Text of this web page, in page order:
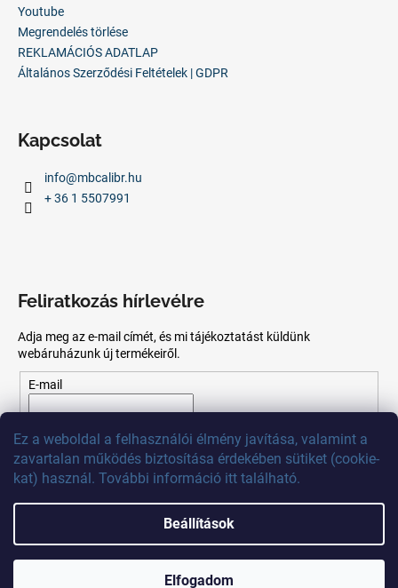
Ez a weboldal a felhasználói élmény javítása, valamint a
zavartalan működés biztosítása érdekében sütiket (cookie-
kat) használ. További információ itt található.
Beállítások
Elfogadom
m
Youtube
Megrendelés törlése
REKLAMÁCIÓS ADATLAP
Általános Szerződési Feltételek | GDPR
Kapcsolat
info@mbcalibr.hu
+ 36 1 5507991
Feliratkozás hírlevélre
Adja meg az e-mail címét, és mi tájékoztatást küldünk
webáruházunk új termékeiről.
E-mail
szabályzatot.
FELIRATKOZÁS
MB Calibr. Minden jog fenntartva.